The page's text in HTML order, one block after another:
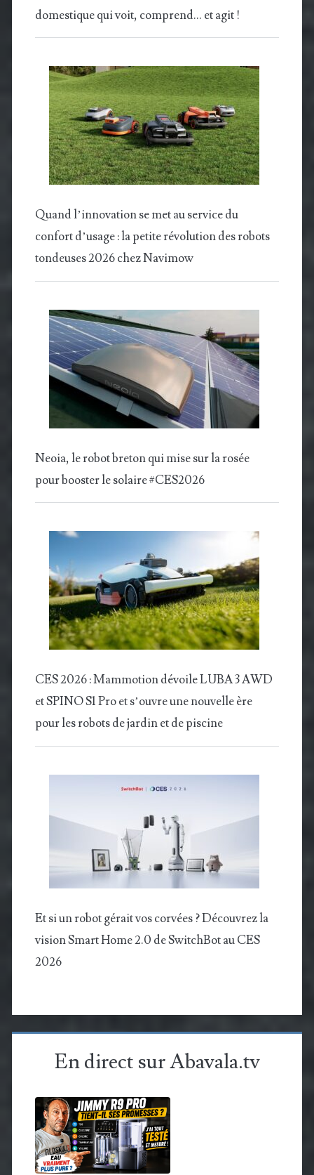
domestique qui voit, comprend… et agit !
Quand l’innovation se met au service du
confort d’usage : la petite révolution des robots
tondeuses 2026 chez Navimow
Neoia, le robot breton qui mise sur la rosée
pour booster le solaire #CES2026
CES 2026 : Mammotion dévoile LUBA 3 AWD
et SPINO S1 Pro et s’ouvre une nouvelle ère
pour les robots de jardin et de piscine
Et si un robot gérait vos corvées ? Découvrez la
vision Smart Home 2.0 de SwitchBot au CES
2026
En direct sur Abavala.tv